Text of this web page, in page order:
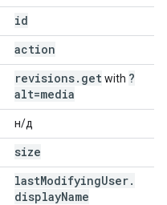
id
action
revisions. getwith ?
alt=media
н/д
size
lastModifyingUser.
displayName